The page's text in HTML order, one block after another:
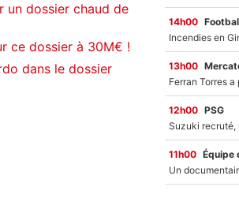
un dossier chaud de
ce dossier à 30M€ !
dans le dossier
14h00
13h00
12h00 PSG
11h00 Équipe